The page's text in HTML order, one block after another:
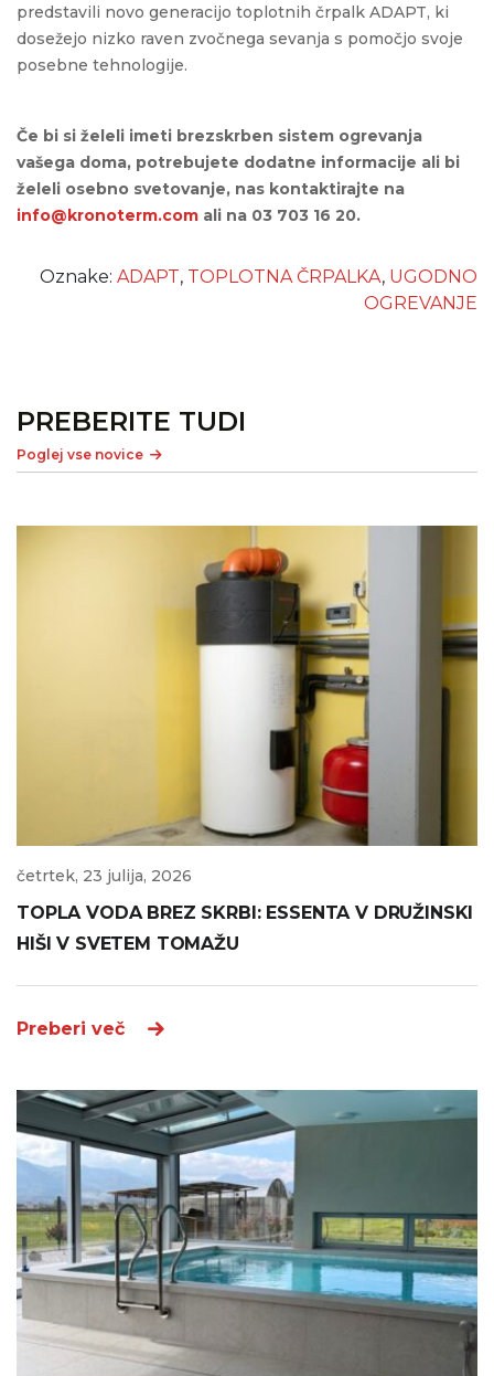
predstavili novo generacijo toplotnih črpalk ADAPT, ki
dosežejo nizko raven zvočnega sevanja s pomočjo svoje
posebne tehnologije.
Če bi si želeli imeti brezskrben sistem ogrevanja
vašega doma, potrebujete dodatne informacije ali bi
želeli osebno svetovanje, nas kontaktirajte na
info@kronoterm.com ali na 03 703 16 20.
Oznake: ADAPT, TOPLOTNA ČRPALKA, UGODNO
OGREVANJE
PREBERITE TUDI
Poglej vse novice
četrtek, 23 julija, 2026
TOPLA VODA BREZ SKRBI: ESSENTA V DRUŽINSKI
HIŠI V SVETEM TOMAŽU
Preberi več